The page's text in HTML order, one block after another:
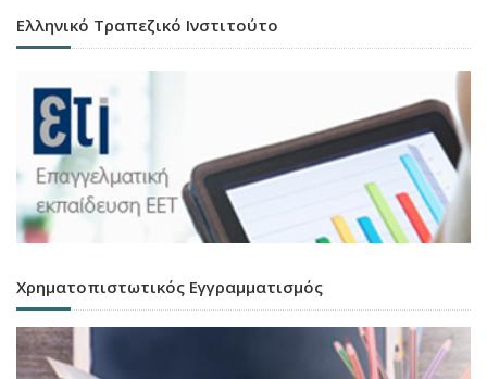
Ελληνικό Τραπεζικό Ινστιτούτο
Χρηματοπιστωτικός Εγγραμματισμός